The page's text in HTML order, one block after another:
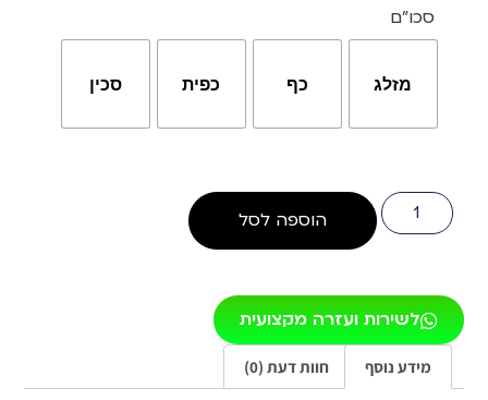
סכו"ם
מזלג כף כפית סכין
הוספה לסל
לשירות ועזרה מקצועית
מידע נוסף חוות דעת (0)